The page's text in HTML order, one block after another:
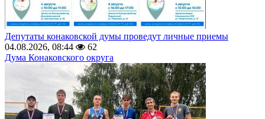
Депутаты конаковской думы проведут личные приемы
04.08.2026, 08:44
62
Дума Конаковского округа